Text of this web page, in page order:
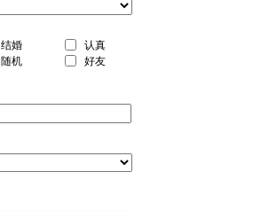
结婚
认真
随机
好友